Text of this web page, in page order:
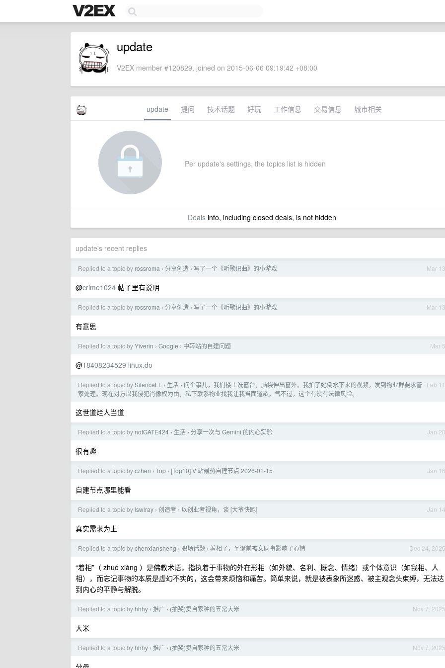
update
V2EX member #120829, joined on 2015-06-06 09:19:42 +08:00
update 提问 技术话题 好玩 工作信息 交易信息 城市相关
Per update's settings, the topics list is hidden
Dealsinfo, including closed deals, is not hidden
update's recent replies
Mar 13
Replied to a topic by rossroma › 分享创造 › 写了一个《听歌识曲》的小游戏
@crime1024 帖子里有说明
Mar 13
Replied to a topic by rossroma › 分享创造 › 写了一个《听歌识曲》的小游戏
有意思
Mar 5
Replied to a topic byYiverin › Google › 中转站的自建问题
@18408234529 linux.do
Feb 11
Replied to a topic bySilenceLL › 生活 › 问个事儿，我们楼上洗窗台，脑袋伸出窗外。我拍了她倒水下来的视频，发到物业群要求管
家处理。现在对方以我侵犯肖像权为由，私下联系物业找我让我当面道歉。气不过，这个有没有法律风险。
这世道烂人当道
Jan 20
Replied to a topic by notGATE424 › 生活 › 分享一次与 Gemini 的内心实验
很有趣
Jan 16
Replied to a topic byczhen › Top › [Top10] V 站最热自建节点 2026-01-15
自建节点哪里能看
Jan 14
Replied to a topic by lswlray › 创造者 › 以创业者视角，谈 [大爷快跑]
真实需求为上
Dec 24, 2025
Replied to a topic bychenxiansheng › 职场话题 › 着相了，圣诞前被女同事影响了心情
“着相”（ zhuó xiàng ）是佛教术语，指执着于事物的外在形相（如外貌、名利、概念、情绪）或个体意识（如我相、人
相），而忘记事物的本质是虚幻不实的，这会带来烦恼和痛苦。简单来说，就是被表象所迷惑、被主观念头束缚，无法达
到内心的平静与解脱。
Nov 7, 2025
Replied to a topic by hhhy › 推广 › (抽奖)卖自家种的五常大米
大米
Nov 7, 2025
Replied to a topic by hhhy › 推广 › (抽奖)卖自家种的五常大米